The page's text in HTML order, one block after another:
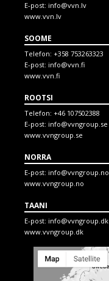
E-post: info@vvn.lv
www.vvn.lv
SOOME
Telefon: +358 753263323
E-post: info@vvn.fi
www.vvn.fi
ROOTSI
Telefon: +46 107502388
E-post: info@vvngroup.se
www.vvngroup.se
NORRA
E-post: info@vvngroup.no
www.vvngroup.no
TAANI
E-post: info@vvngroup.dk
www.vvngroup.dk